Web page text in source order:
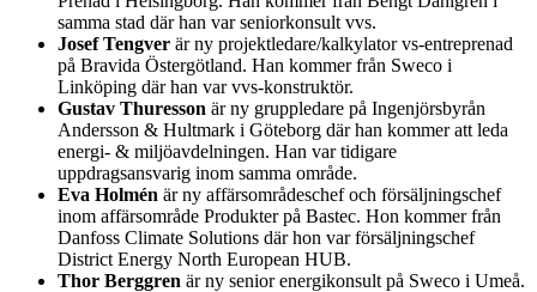
samma stad där han var seniorkonsult vvs.
Josef Tengver är ny projektledare/kalkylator vs-entreprenad
på Bravida Östergötland. Han kommer från Sweco i
Linköping där han var vvs-konstruktör.
Gustav Thuresson är ny gruppledare på Ingenjörsbyrån
Andersson & Hultmark i Göteborg där han kommer att leda
energi- & miljöavdelningen. Han var tidigare
uppdragsansvarig inom samma område.
Eva Holmén är ny affärsområdeschef och försäljningschef
inom affärsområde Produkter på Bastec. Hon kommer från
Danfoss Climate Solutions där hon var försäljningschef
District Energy North European HUB.
Thor Berggren är ny senior energikonsult på Sweco i Umeå.